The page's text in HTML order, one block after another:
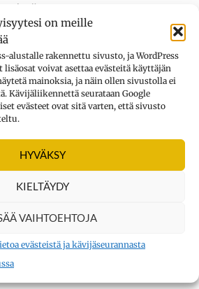
on meille
alustalle rakennettu sivusto, ja WordPress
voivat asettaa evästeitä käyttäjän
mainoksia, ja näin ollen sivustolla ei
Kävijäliikennettä seurataan Google
evästeet ovat sitä varten, että sivusto
HYVÄKSY
KIELTÄYDY
VAIHTOEHTOJA
evästeistä ja kävijäseurannasta
ja myönteinen
niin ikään yhteydessä
työtekijä on, toimii tavallaan
työelämässä., Toisilla
kuin ”luonnostaan” paremmat
nykyaikaisen työelämän
vaatimuksia.
työntekijä saa aikaan